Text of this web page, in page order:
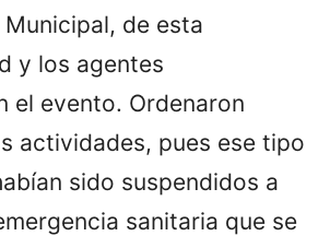
de esta
y los agentes
el evento. Ordenaron
actividades, pues ese tipo
sido suspendidos a
sanitaria que se